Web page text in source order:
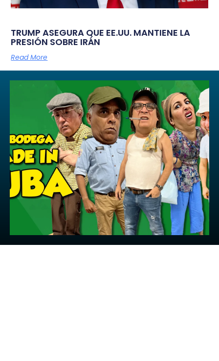
TRUMP ASEGURA QUE EE.UU. MANTIENE LA
PRESIÓN SOBRE IRÁN
Read More